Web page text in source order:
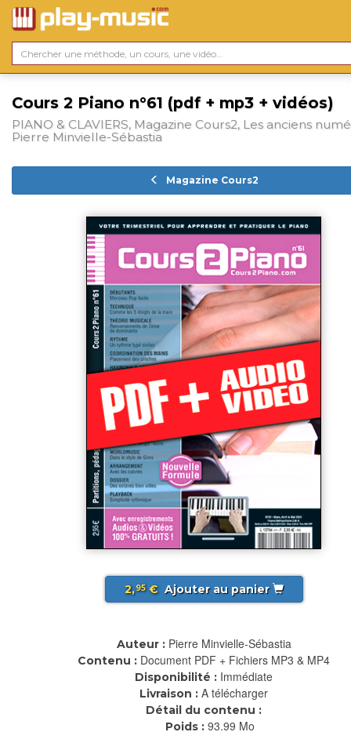
Cours 2 Piano n°61 (pdf + mp3 + vidéos)
PIANO & CLAVIERS, Magazine Cours2, Les anciens
Pierre Minvielle-Sébastia
Magazine Cours2
2,95€ Ajouter au panier
Auteur : Pierre Minvielle-Sébastia
Contenu : Document PDF + Fichiers MP3 & MP4
Disponibilité : Immédiate
Livraison : A télécharger
Détail du contenu :
Poids : 93.99 Mo